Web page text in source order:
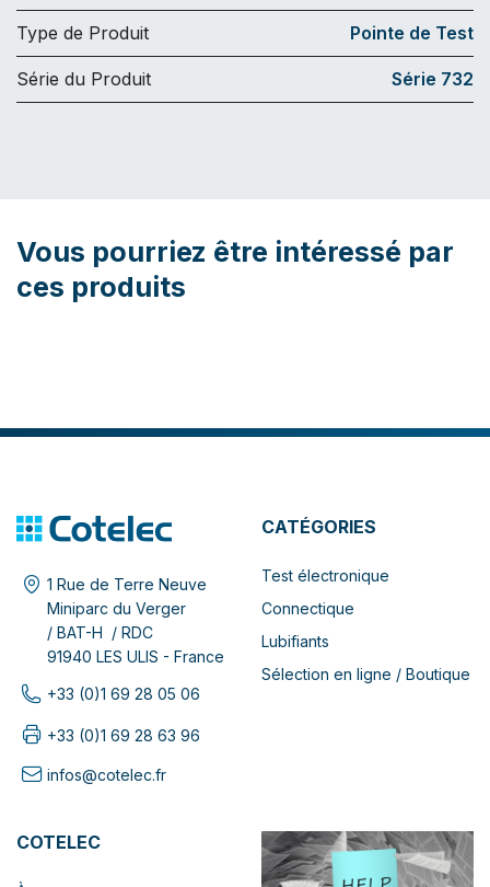
Type de Produit Pointe de Test
Série du Produit Série 732
Vous pourriez être intéressé par
ces produits
1 Rue de Terre Neuve
Miniparc du Verger
/ BAT-H / RDC
91940 LES ULIS - France
+33 (0)1 69 28 05 06
+33 (0)1 69 28 63 96
infos@cotelec.fr
CATÉGORIES
Test électronique
Connectique
Lubifiants
Sélection en ligne / Boutique
COTELEC